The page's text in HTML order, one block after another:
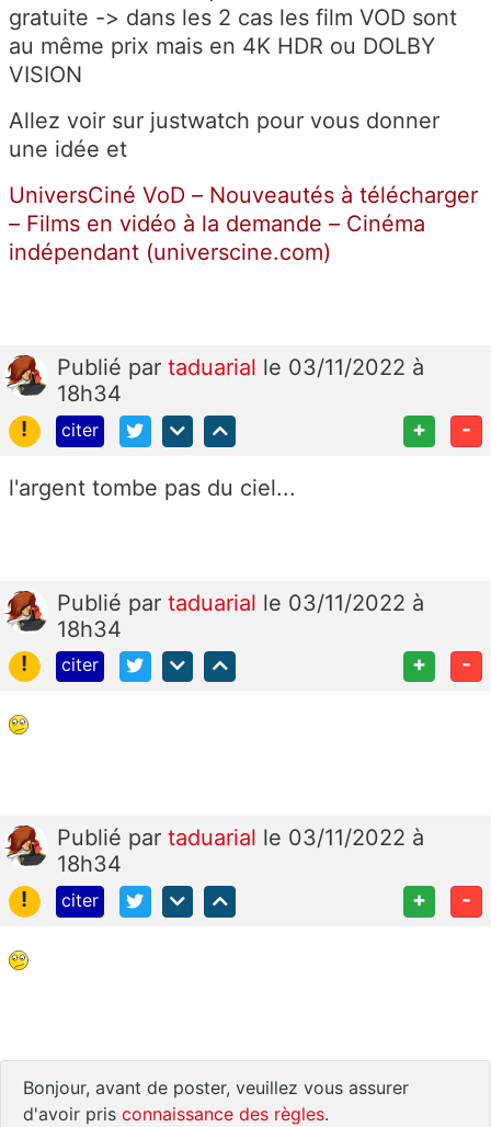
gratuite -> dans les 2 cas les film VOD sont
au même prix mais en 4K HDR ou DOLBY
VISION
Allez voir sur justwatch pour vous donner
une idée et
UniversCiné VoD – Nouveautés à télécharger
– Films en vidéo à la demande – Cinéma
indépendant (universcine.com)
Publié par taduarial le 03/11/2022 à
18h34
!
citer + -
l'argent tombe pas du ciel...
Publié par taduarial le 03/11/2022 à
18h34
!
citer + -
Publié par taduarial le 03/11/2022 à
18h34
!
citer + -
Bonjour, avant de poster, veuillez vous assurer
d'avoir pris connaissance des règles.